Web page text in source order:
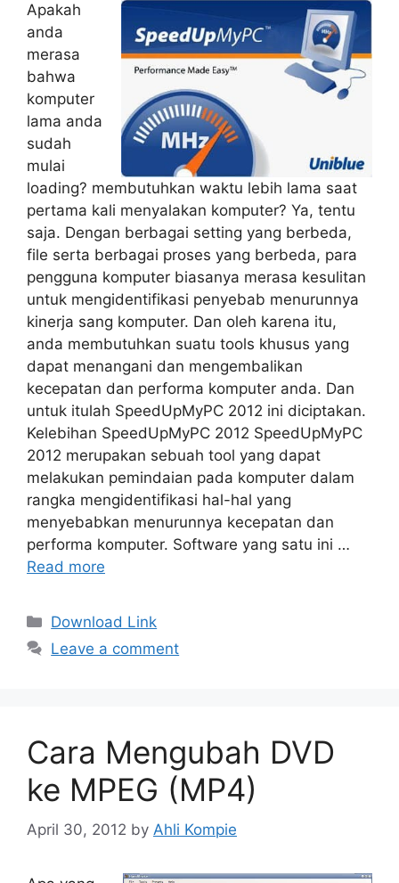
Apakah
anda
merasa
bahwa
komputer
lama anda
sudah
mulai
loading? membutuhkan waktu lebih lama saat
pertama kali menyalakan komputer? Ya, tentu
saja. Dengan berbagai setting yang berbeda,
file serta berbagai proses yang berbeda, para
pengguna komputer biasanya merasa kesulitan
untuk mengidentifikasi penyebab menurunnya
kinerja sang komputer. Dan oleh karena itu,
anda membutuhkan suatu tools khusus yang
dapat menangani dan mengembalikan
kecepatan dan performa komputer anda. Dan
untuk itulah SpeedUpMyPC 2012 ini diciptakan.
Kelebihan SpeedUpMyPC 2012 SpeedUpMyPC
2012 merupakan sebuah tool yang dapat
melakukan pemindaian pada komputer dalam
rangka mengidentifikasi hal-hal yang
menyebabkan menurunnya kecepatan dan
performa komputer. Software yang satu ini …
Read more
Categories
Download Link
Leave a comment
Cara Mengubah DVD
ke MPEG (MP4)
April 30, 2012 by Ahli Kompie